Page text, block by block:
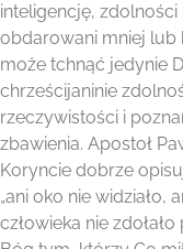
inteligencję,
obdarowani mniej lub
może tchnąć jedynie
chrześcijaninie
rzeczywistości i
zbawienia. Apostoł
Koryncie dobrze
„ani oko nie widziało,
człowieka nie